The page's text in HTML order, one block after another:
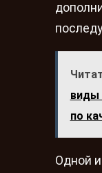
виды
по
Одной